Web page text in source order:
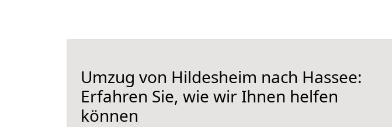
Umzug von Hildesheim nach Hassee:
Erfahren Sie, wie wir Ihnen helfen
können